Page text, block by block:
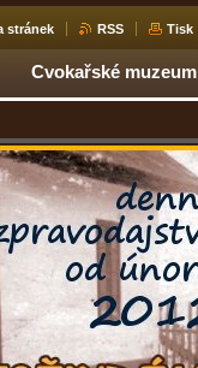
stránek RSS Tisk
Cvokařské muzeum